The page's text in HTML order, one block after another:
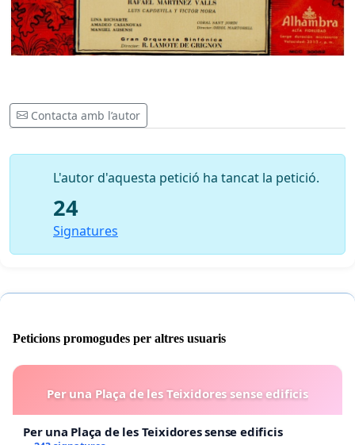
Contacta amb l’autor
L'autor d'aquesta petició ha tancat la petició.
24
Signatures
Peticions promogudes per altres usuaris
Per una Plaça de les Teixidores sense edificis
Per una Plaça de les Teixidores sense edificis